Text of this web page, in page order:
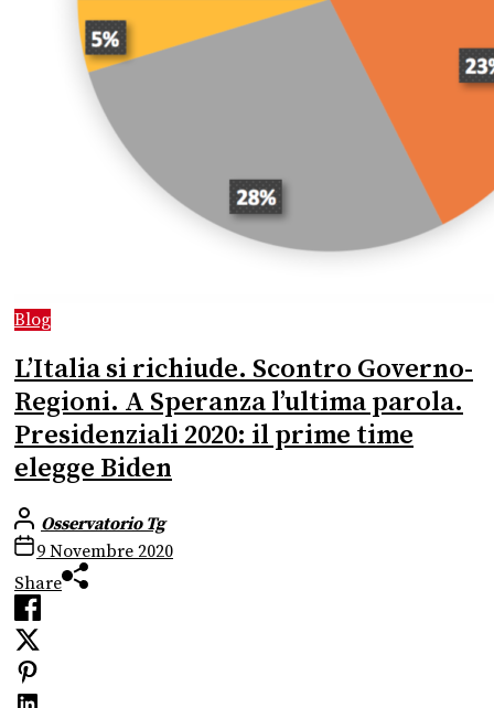
Blog
L’Italia si richiude. Scontro Governo-
Regioni. A Speranza l’ultima parola.
Presidenziali 2020: il prime time
elegge Biden
Osservatorio Tg
9 Novembre 2020
Share